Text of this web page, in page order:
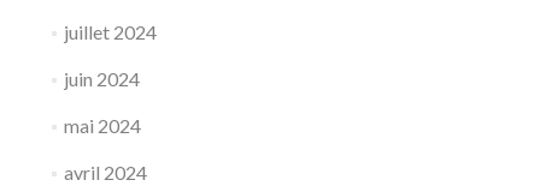
juillet 2024
juin 2024
mai 2024
avril 2024